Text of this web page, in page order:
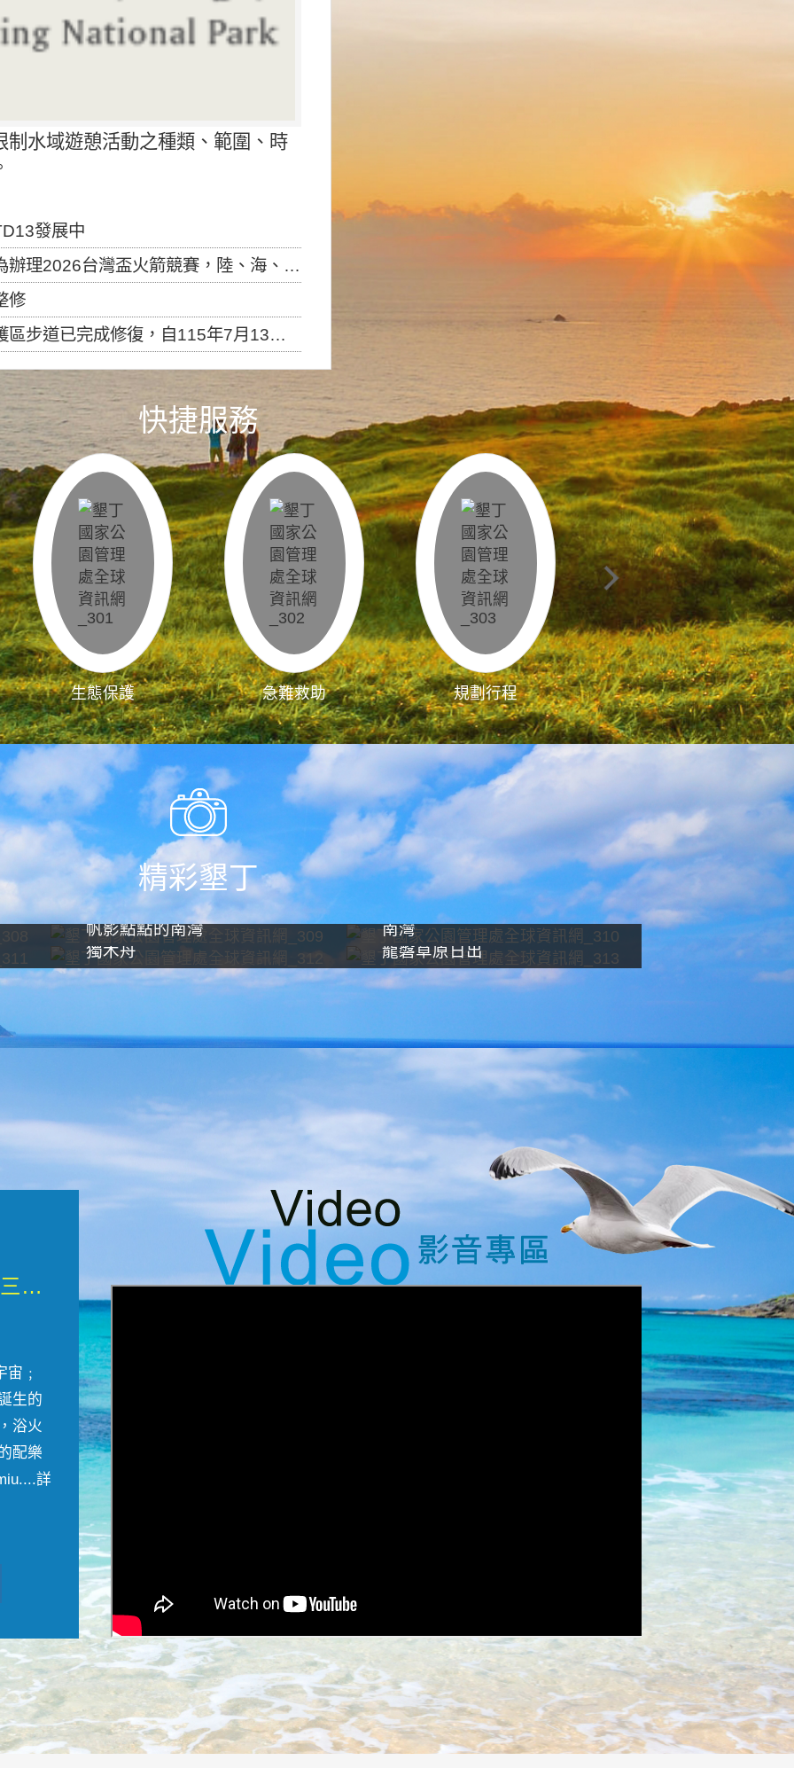
水域遊憩活動之種類、範圍、時
發展中
盃火箭競賽，陸、海、空域警戒及協調相關事宜，因颱風備案事宜
修
，自115年7月13日（星期一）起恢復開放入園，歡迎民眾依規定申請入園....
快捷服務
生態保護 急難救助 規劃行程 影像直播
精彩墾丁
帆影點點的南灣
南灣
獨木舟
龍磐草原日出
微觀墾丁三部曲 重生....
﹔
生的
浴火
配樂
詳